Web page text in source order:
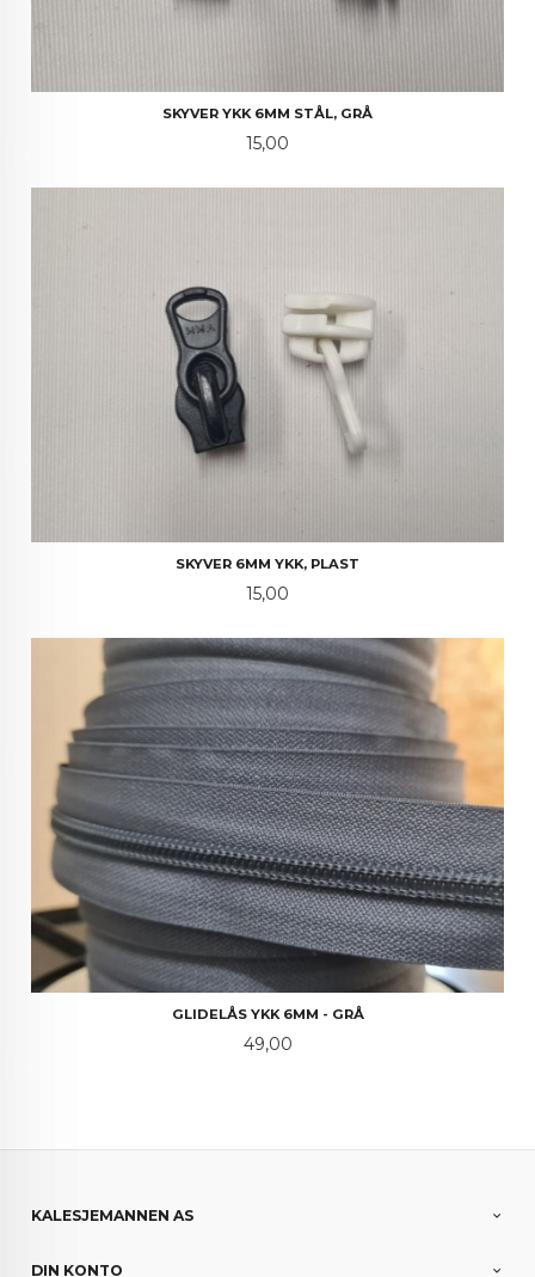
SKYVER YKK 6MM STÅL, GRÅ
Pris
15,00
SKYVER 6MM YKK, PLAST
Pris
15,00
GLIDELÅS YKK 6MM - GRÅ
Pris
49,00
KALESJEMANNEN AS
DIN KONTO